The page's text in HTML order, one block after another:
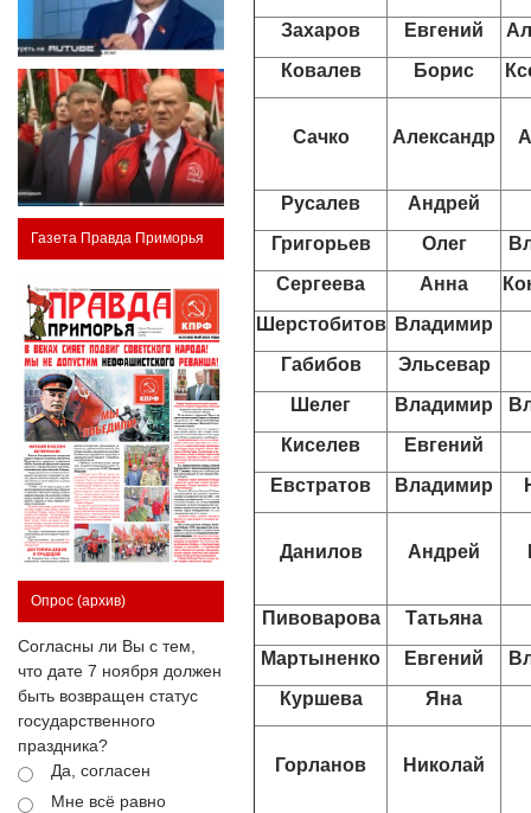
Газета Правда Приморья
Опрос (архив)
Согласны ли Вы с тем,
что дате 7 ноября должен
быть возвращен статус
государственного
праздника?
Да, согласен
Мне всё равно
Захаров Евгений
Ковалев
Борис
Сачко Александр
Русалев Андрей
Григорьев
Олег
Сергеева
Анна
Шерстобитов
Владимир
Габибов
Эльсевар
Шелег
Владимир
Киселев
Евгений
Евстратов
Владимир
Данилов Андрей
Пивоварова
Татьяна
Мартыненко
Евгений
Куршева
Яна
Горланов Николай